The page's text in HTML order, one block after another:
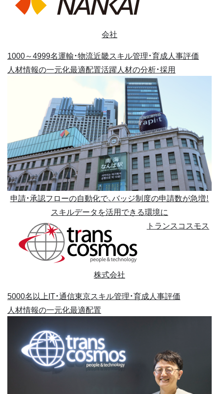
会社
1000～4999名運輸・物流近畿スキル管理・育成人事評価
人材情報の一元化最適配置活躍人材の分析・採用
申請・承認フローの自動化で、バッジ制度の申請数が急増！
スキルデータを活用できる環境に
トランスコスモス
株式会社
5000名以上IT・通信東京スキル管理・育成人事評価
人材情報の一元化最適配置